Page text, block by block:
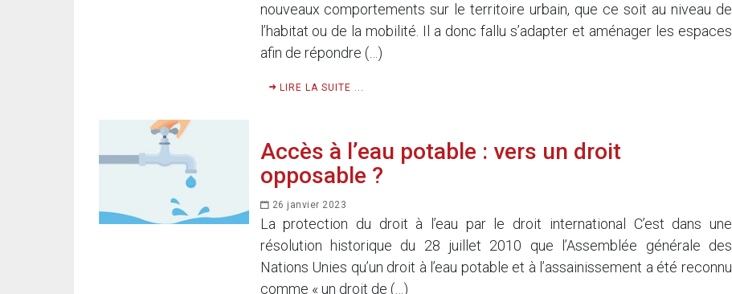
nouveaux comportements sur le territoire urbain, que ce soit au niveau de
l’habitat ou de la mobilité. Il a donc fallu s’adapter et aménager les espaces
afin de répondre (…)
LIRE LA SUITE ...
Accès à l’eau potable : vers un droit
opposable ?
26 janvier 2023
La protection du droit à l’eau par le droit international C’est dans une
résolution historique du 28 juillet 2010 que l’Assemblée générale des
Nations Unies qu’un droit à l’eau potable et à l’assainissement a été reconnu
comme « un droit de (…)